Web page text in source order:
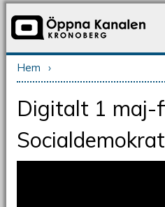
Du är här
Hem ›
Digitalt 1 maj-